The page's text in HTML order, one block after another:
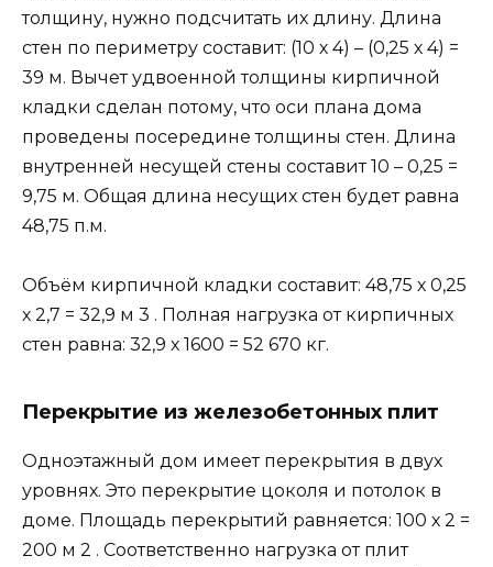
толщину, нужно подсчитать их длину. Длина
стен по периметру составит: (10 х 4) – (0,25 х 4) =
39 м. Вычет удвоенной толщины кирпичной
кладки сделан потому, что оси плана дома
проведены посередине толщины стен. Длина
внутренней несущей стены составит 10 – 0,25 =
9,75 м. Общая длина несущих стен будет равна
48,75 п.м.
Объём кирпичной кладки составит: 48,75 х 0,25
х 2,7 = 32,9 м 3 . Полная нагрузка от кирпичных
стен равна: 32,9 х 1600 = 52 670 кг.
Перекрытие из железобетонных плит
Одноэтажный дом имеет перекрытия в двух
уровнях. Это перекрытие цоколя и потолок в
доме. Площадь перекрытий равняется: 100 х 2 =
200 м 2 . Соответственно нагрузка от плит